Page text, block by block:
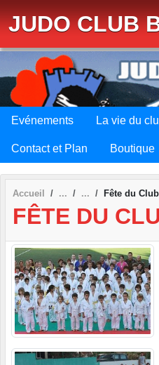
JUDO CLUB
Evénements La vie du
Contact et Plan Boutique
Accueil Fête du
FÊTE DU